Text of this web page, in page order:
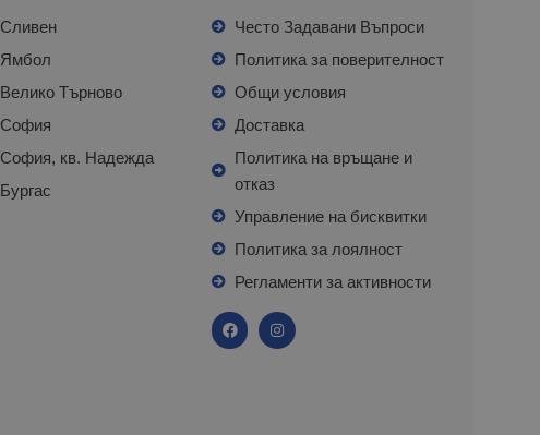
Сливен
Ямбол
Велико Търново
София
София, кв. Надежда
Бургас
Често Задавани Въпроси
Политика за поверителност
Общи условия
Доставка
Политика на връщане и
отказ
Управление на бисквитки
Политика за лоялност
Регламенти за активности